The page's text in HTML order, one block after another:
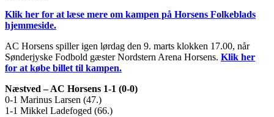
Klik her for at læse mere om kampen på Horsens Folkeblads
hjemmeside.
AC Horsens spiller igen lørdag den 9. marts klokken 17.00, når
Sønderjyske Fodbold gæster Nordstern Arena Horsens. Klik her
for at købe billet til kampen.
Næstved – AC Horsens 1-1 (0-0)
0-1 Marinus Larsen (47.)
1-1 Mikkel Ladefoged (66.)